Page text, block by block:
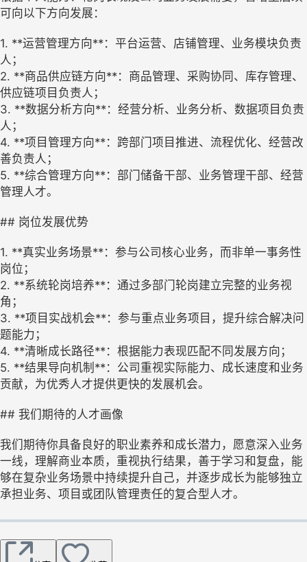
可向以下方向发展：
1. **运营管理方向**：平台运营、店铺管理、业务模块负责
人；
2. **商品供应链方向**：商品管理、采购协同、库存管理、
供应链项目负责人；
3. **数据分析方向**：经营分析、业务分析、数据项目负责
人；
4. **项目管理方向**：跨部门项目推进、流程优化、经营改
善负责人；
5. **综合管理方向**：部门储备干部、业务管理干部、经营
管理人才。
## 岗位发展优势
1. **真实业务场景**：参与公司核心业务，而非单一事务性
岗位；
2. **系统轮岗培养**：通过多部门轮岗建立完整的业务视
角；
3. **项目实战机会**：参与重点业务项目，提升综合解决问
题能力；
4. **清晰成长路径**：根据能力表现匹配不同发展方向；
5. **结果导向机制**：公司重视实际能力、成长速度和业务
贡献，为优秀人才提供更快的发展机会。
## 我们期待的人才画像
我们期待你具备良好的职业素养和成长潜力，愿意深入业务
一线，理解商业本质，重视执行结果，善于学习和复盘，能
够在复杂业务场景中持续提升自己，并逐步成长为能够独立
承担业务、项目或团队管理责任的复合型人才。